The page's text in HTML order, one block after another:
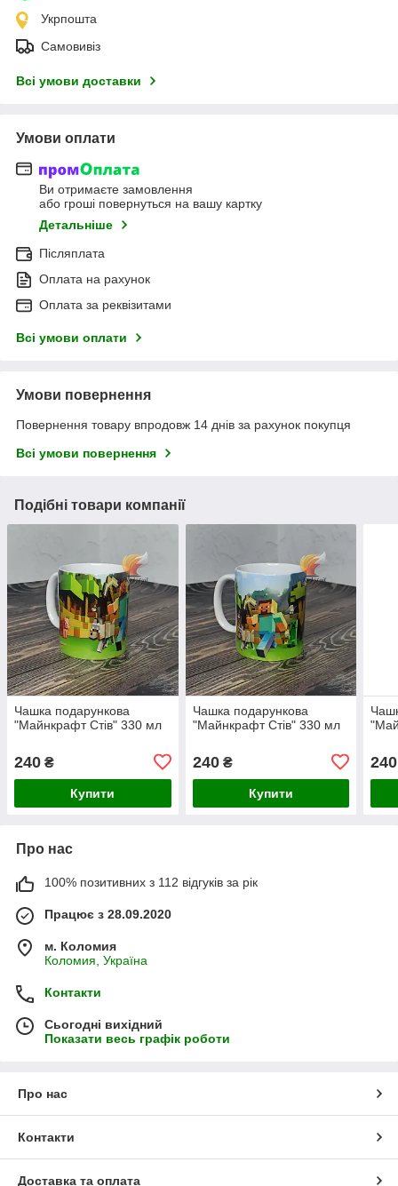
Укрпошта
Самовивіз
Всі умови доставки
Умови оплати
Ви отримаєте замовлення
або гроші повернуться на вашу картку
Детальніше
Післяплата
Оплата на рахунок
Оплата за реквізитами
Всі умови оплати
Умови повернення
Повернення товару впродовж 14 днів за рахунок покупця
Всі умови повернення
Подібні товари компанії
Чашка подарункова
"Майнкрафт Стів" 330 мл
240 ₴
Купити
Чашка подарункова
"Майнкрафт Стів" 330 мл
240₴
Купити
240
Про нас
100% позитивних з 112 відгуків за рік
Працює з 28.09.2020
м. Коломия
Коломия, Україна
Контакти
Сьогодні вихідний
Показати весь графік роботи
Про нас
Контакти
Доставка та оплата